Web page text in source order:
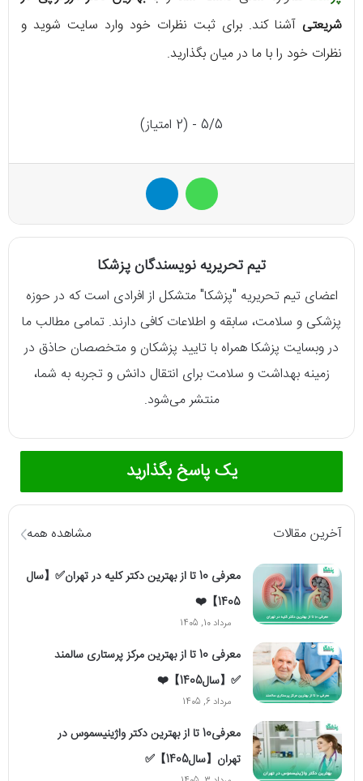
شریعتی آشنا کند. برای ثبت نظرات خود وارد سایت شوید و
نظرات خود را با ما در میان بگذارید.
5/5 - (2 امتیاز)
واتس آپ
تیم تحریریه نویسندگان پزشکا
اعضای تیم تحریریه "پزشکا" متشکل از افرادی است که در حوزه
پزشکی و سلامت، سابقه و اطلاعات کافی دارند. تمامی مطالب ما
در وبسایت پزشکا همراه با تایید پزشکان و متخصصان حاذق در
زمینه بهداشت و سلامت برای انتقال دانش و تجربه به شما،
منتشر می‌شود.
یک پاسخ بگذارید
آخرین مقالات مشاهده همه
معرفی 10 تا از بهترین دکتر کلیه در تهران✅【سال
1405】❤️
مرداد 10, 1405
معرفی 10 تا از بهترین مرکز پرستاری سالمند
✅【سال1405】❤️
مرداد 6, 1405
معرفی10 تا از بهترین دکتر واژینیسموس در
تهران【سال1405】✅